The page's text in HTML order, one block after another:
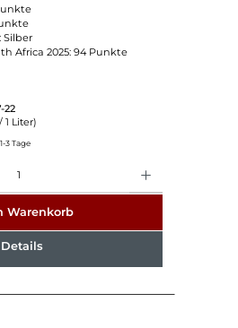
Silber
Africa 2025: 94 Punkte
22
1 Liter)
3 Tage
Warenkorb
Details